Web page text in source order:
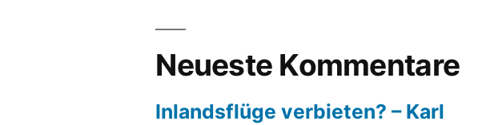
Neueste Kommentare
Inlandsflüge verbieten? – Karl